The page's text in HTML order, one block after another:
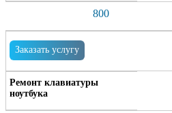
800
Заказать услугу
Ремонт клавиатуры
ноутбука